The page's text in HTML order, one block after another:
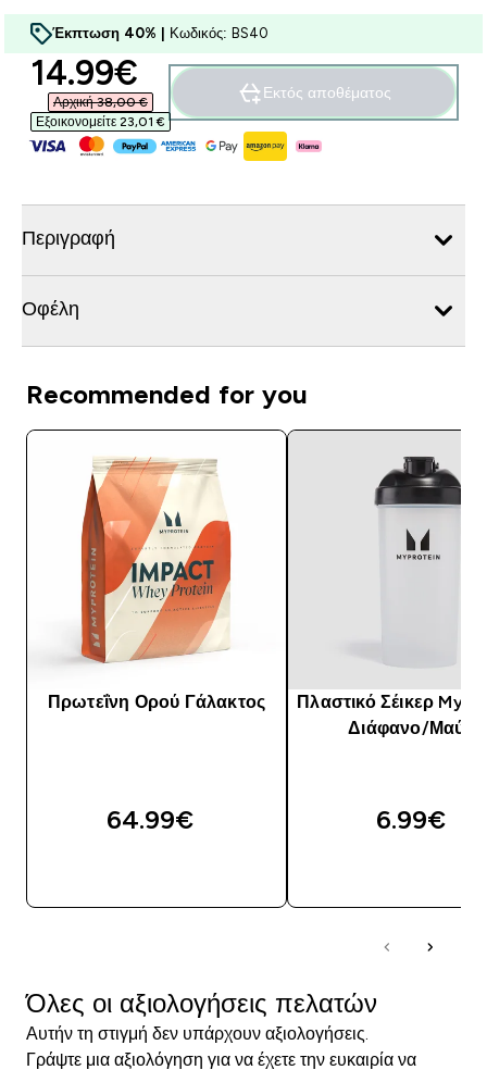
Έκπτωση 40% | Κωδικός: BS40
discounted price
14.99€‎
Αρχική 38,00 €‎
Εξοικονομείτε 23,01 €‎
Εκτός αποθέματος
Περιγραφή
Οφέλη
Recommended for you
Πρωτεΐνη Ορού Γάλακτος
64.99€‎
Πλαστικό Σέικερ
Διάφανο/Μαύρο
6.99€‎
Όλες οι αξιολογήσεις πελατών
Αυτήν τη στιγμή δεν υπάρχουν αξιολογήσεις.
Γράψτε μια αξιολόγηση για να έχετε την ευκαιρία να